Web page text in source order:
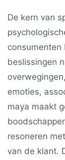
De kern van
consumenten
beslissingen
emoties,
maya maakt
resoneren
van de klant.